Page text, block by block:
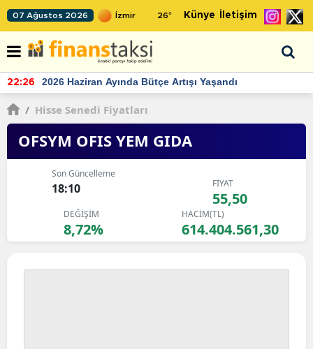
07 Ağustos 2026 26° Künye İletişim
22:24 TCMB'nin rezervlerinde artan momentum devam ediyor
/ Hisse Senedi Fiyatları
OFSYM OFIS YEM GIDA
Son Güncelleme
18:10 FİYAT
55,50
DEĞİŞİM
8,72%
HACİM(TL)
614.404.561,30